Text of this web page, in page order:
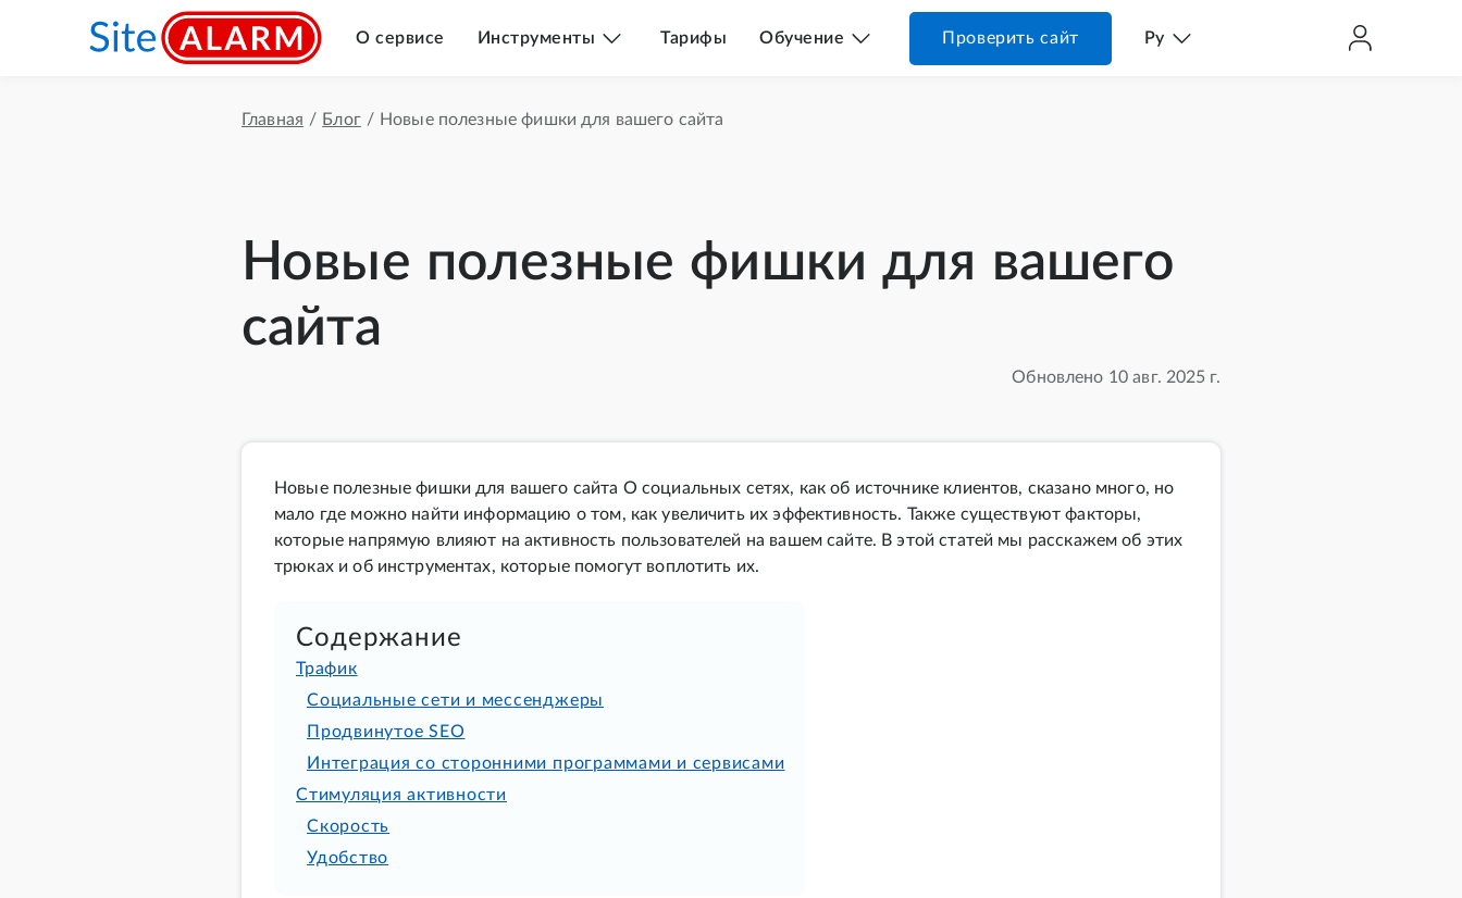
О сервисе Инструменты Тарифы Обучение Проверить сайт Ру
Главная / Блог / Новые полезные фишки для вашего сайта
Новые полезные фишки для вашего
сайта
Обновлено 10 авг. 2025 г.
Новые полезные фишки для вашего сайта О социальных сетях, как об источнике клиентов, сказано много, но
мало где можно найти информацию о том, как увеличить их эффективность. Также существуют факторы,
которые напрямую влияют на активность пользователей на вашем сайте. В этой статей мы расскажем об этих
трюках и об инструментах, которые помогут воплотить их.
Содержание
Трафик
Социальные сети и мессенджеры
Продвинутое SEO
Интеграция со сторонними программами и сервисами
Стимуляция активности
Скорость
Удобство